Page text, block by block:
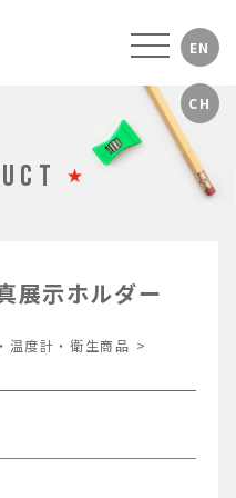
展示ホルダー
温度計・衛生商品 >